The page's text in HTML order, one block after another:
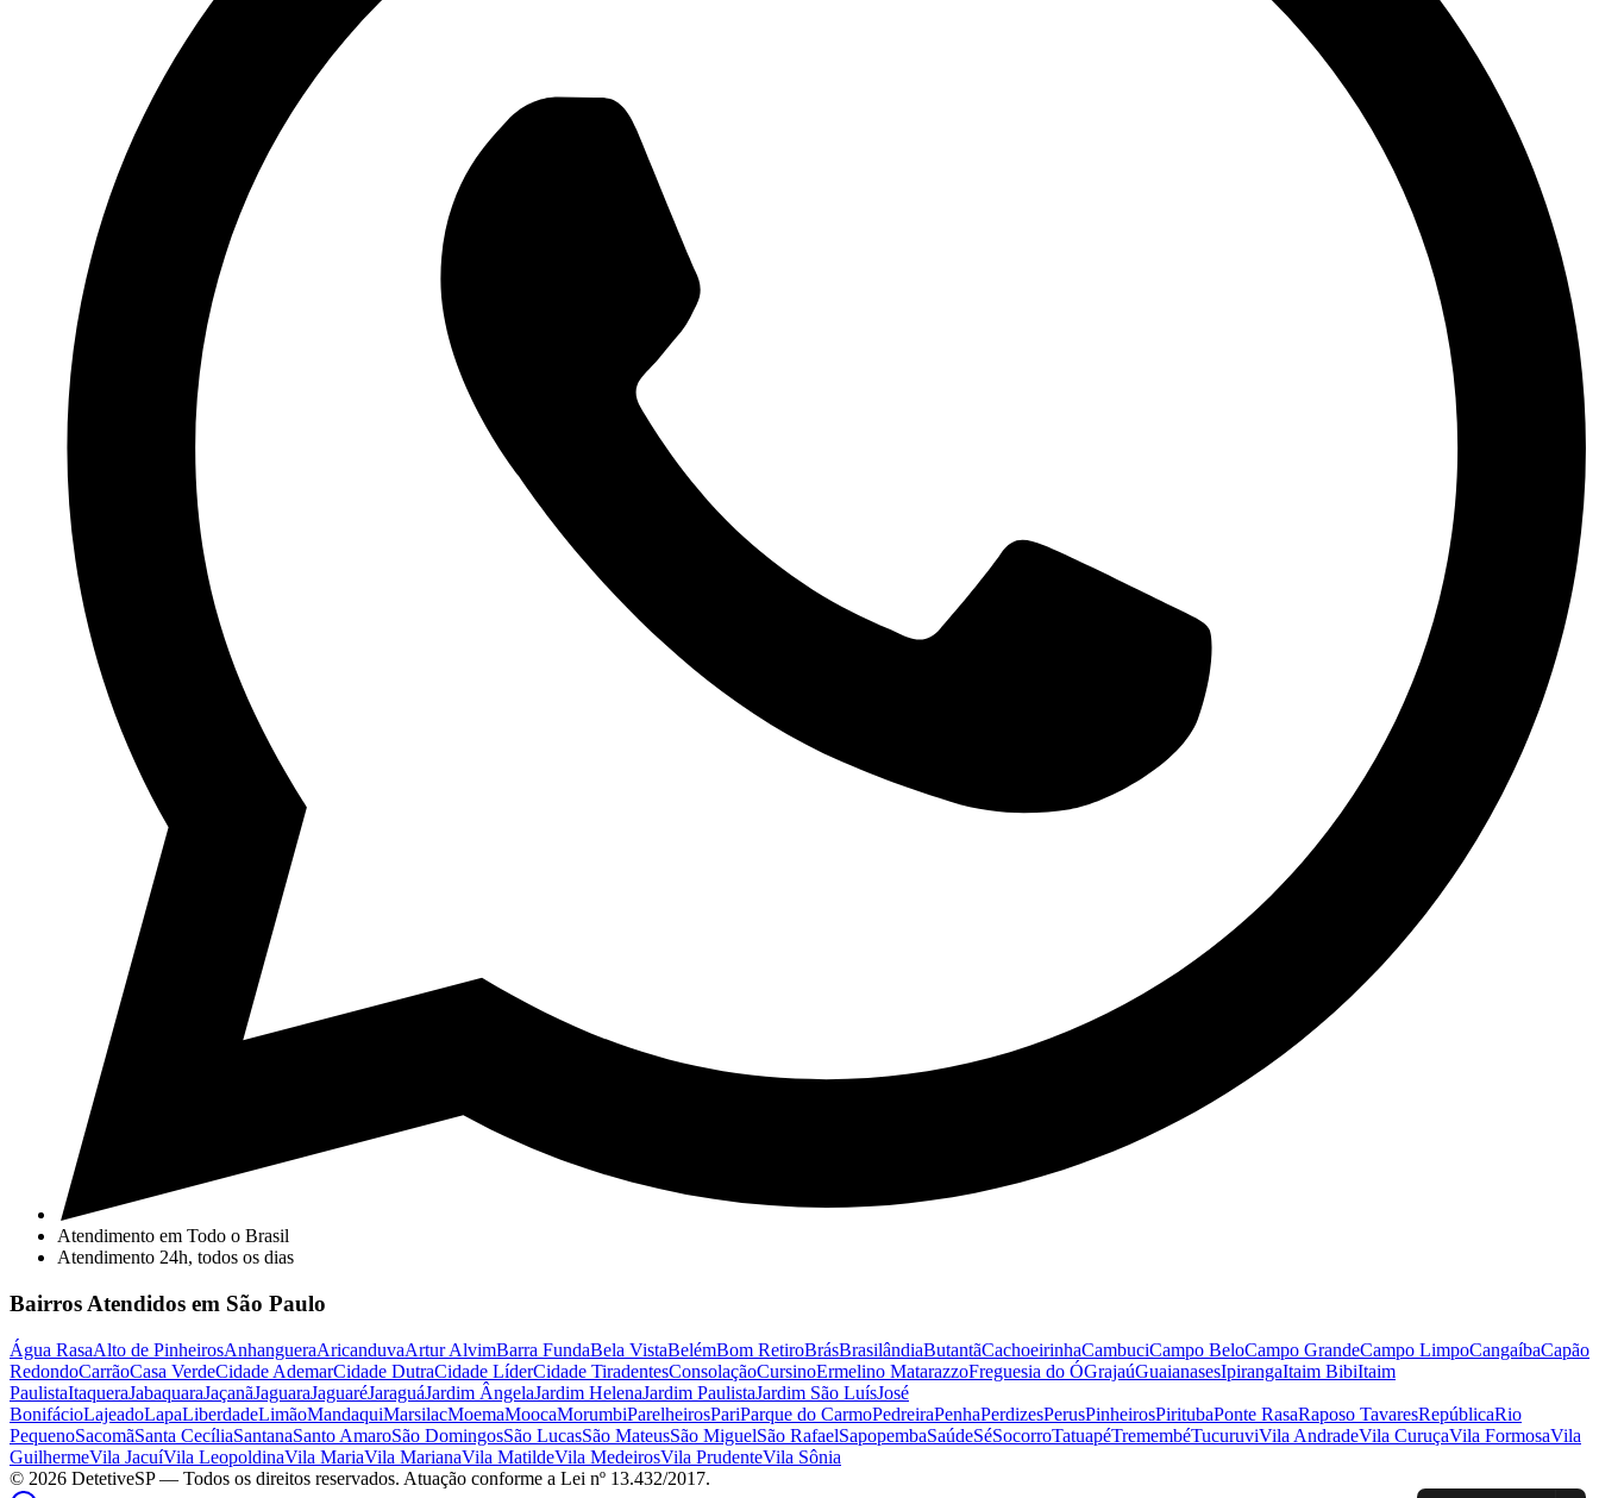
Atendimento em Todo o Brasil
Atendimento 24h, todos os dias
Bairros Atendidos em São Paulo
Água RasaAlto de PinheirosAnhangueraAricanduvaArtur AlvimBarra FundaBela VistaBelémBom RetiroBrásBrasilândiaButantãCachoeirinhaCambuciCampo BeloCampo GrandeCampo LimpoCangaíbaCapão
RedondoCarrãoCasa VerdeCidade AdemarCidade DutraCidade LíderCidade TiradentesConsolaçãoCursinoErmelino MatarazzoFreguesia do ÓGrajaúGuaianasesIpirangaItaim BibiItaim
PaulistaItaqueraJabaquaraJaçanãJaguaraJaguaréJaraguáJardim ÂngelaJardim HelenaJardim PaulistaJardim São LuísJosé
BonifácioLajeadoLapaLiberdadeLimãoMandaquiMarsilacMoemaMoocaMorumbiParelheirosPariParque do CarmoPedreiraPenhaPerdizesPerusPinheirosPiritubaPonte RasaRaposo TavaresRepúblicaRio
PequenoSacomãSanta CecíliaSantanaSanto AmaroSão DomingosSão LucasSão MateusSão MiguelSão RafaelSapopembaSaúdeSéSocorroTatuapéTremembéTucuruviVila AndradeVila CuruçaVila FormosaVila
GuilhermeVila JacuíVila LeopoldinaVila MariaVila MarianaVila MatildeVila MedeirosVila PrudenteVila Sônia
© 2026 DetetiveSP— Todos os direitos reservados. Atuação conforme a Lei nº 13.432/2017.